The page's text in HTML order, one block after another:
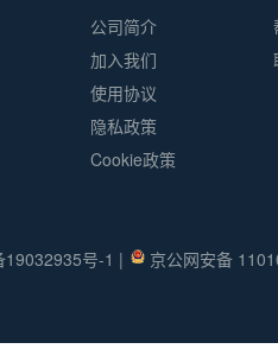
公司简介
加入我们
使用协议
隐私政策
Cookie政策
19032935号-1 | 京公网安备